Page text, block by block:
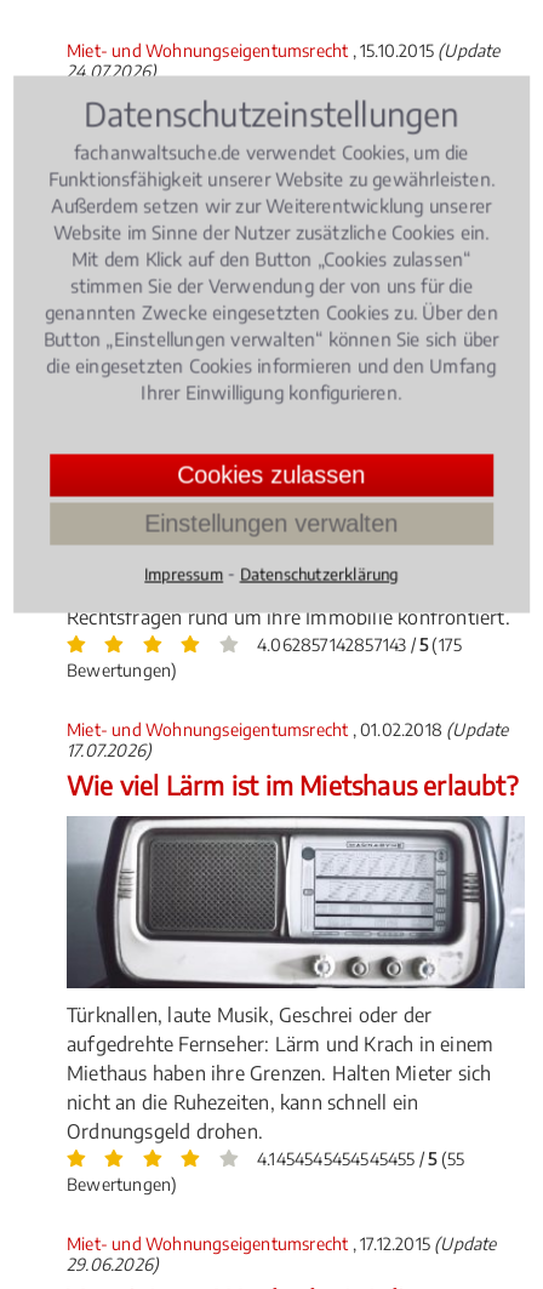
Miet- und Wohnungseigentumsrecht , 15.10.2015 (Update
24.07.2026)
Was müssen Wohnungseigentümer
unbedingt beachten?
Wohnungseigentümerversammlungen,
Eigentümerbeschlüsse, Hausverwaltung,
Wohnungseigentümer werden mit vielen
Rechtsfragen rund um ihre Immobilie konfrontiert.
4.062857142857143 /5(175
Bewertungen)
Miet- und Wohnungseigentumsrecht , 01.02.2018 (Update
17.07.2026)
Wie viel Lärm ist im Mietshaus erlaubt?
Türknallen, laute Musik, Geschrei oder der
aufgedrehte Fernseher: Lärm und Krach in einem
Miethaus haben ihre Grenzen. Halten Mieter sich
nicht an die Ruhezeiten, kann schnell ein
Ordnungsgeld drohen.
4.1454545454545455 /5(55
Bewertungen)
Miet- und Wohnungseigentumsrecht , 17.12.2015 (Update
29.06.2026)
Datenschutzeinstellungen
fachanwaltsuche.de verwendet Cookies, um die
Funktionsfähigkeit unserer Website zu gewährleisten.
Außerdem setzen wir zur Weiterentwicklung unserer
Website im Sinne der Nutzer zusätzliche Cookies ein.
Mit dem Klick auf den Button „Cookies zulassen“
stimmen Sie der Verwendung der von uns für die
genannten Zwecke eingesetzten Cookies zu. Über den
Button „Einstellungen verwalten“ können Sie sich über
die eingesetzten Cookies informieren und den Umfang
Ihrer Einwilligung konfigurieren.
Cookies zulassen
Einstellungen verwalten
Impressum ⁃ Datenschutzerklärung